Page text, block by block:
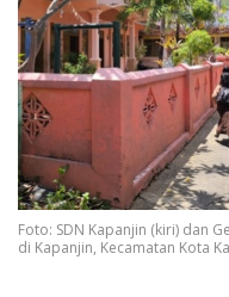
Foto: SDN Kapanjin (kiri) dan
di Kapanjin, Kecamatan Kota